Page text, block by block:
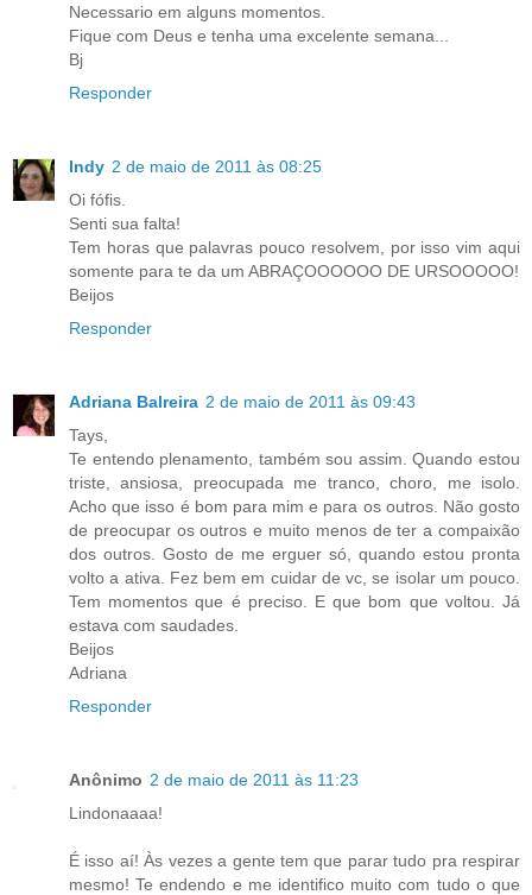
Necessario em alguns momentos.
Fique com Deus e tenha uma excelente semana...
Bj
Responder
Indy 2 de maio de 2011 às 08:25
Oi fófis.
Senti sua falta!
Tem horas que palavras pouco resolvem, por isso vim aqui
somente para te da um ABRAÇOOOOOO DE URSOOOOO!
Beijos
Responder
Adriana Balreira 2 de maio de 2011 às 09:43
Tays,
Te entendo plenamento, também sou assim. Quando estou
triste, ansiosa, preocupada me tranco, choro, me isolo.
Acho que isso é bom para mim e para os outros. Não gosto
de preocupar os outros e muito menos de ter a compaixão
dos outros. Gosto de me erguer só, quando estou pronta
volto a ativa. Fez bem em cuidar de vc, se isolar um pouco.
Tem momentos que é preciso. E que bom que voltou. Já
estava com saudades.
Beijos
Adriana
Responder
Anônimo 2 de maio de 2011 às 11:23
Lindonaaaa!
É isso aí! Às vezes a gente tem que parar tudo pra respirar
mesmo! Te endendo e me identifico muito com tudo o que